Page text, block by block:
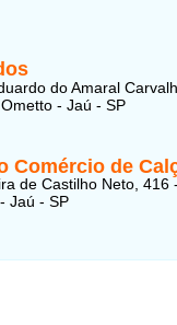
do Amaral
- Jaú - SP
Comércio de
de Castilho Neto, 416
Jaú - SP